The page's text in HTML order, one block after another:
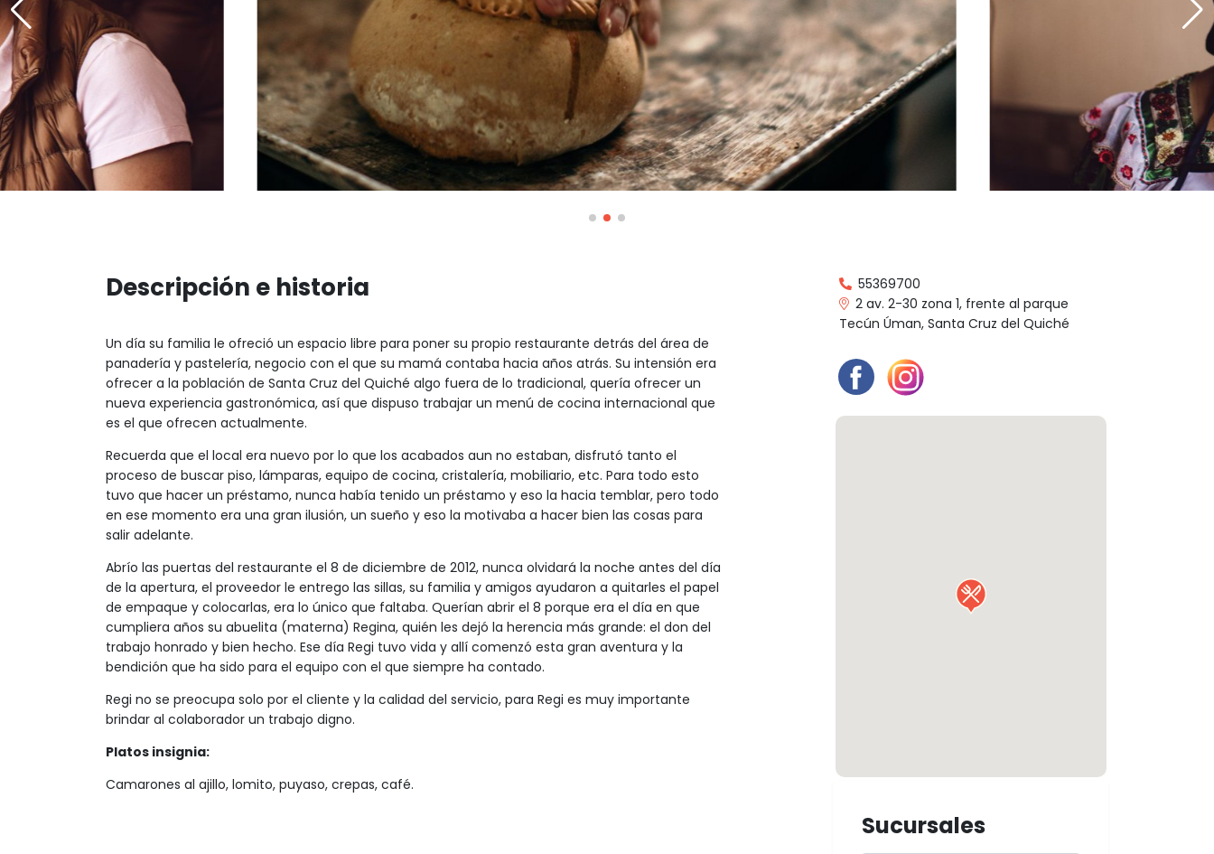
Descripción e historia
Un día su familia le ofreció un espacio libre para poner su propio restaurante detrás del área de
panadería y pastelería, negocio con el que su mamá contaba hacia años atrás. Su intensión era
ofrecer a la población de Santa Cruz del Quiché algo fuera de lo tradicional, quería ofrecer un
nueva experiencia gastronómica, así que dispuso trabajar un menú de cocina internacional que
es el que ofrecen actualmente.
Recuerda que el local era nuevo por lo que los acabados aun no estaban, disfrutó tanto el
proceso de buscar piso, lámparas, equipo de cocina, cristalería, mobiliario, etc. Para todo esto
tuvo que hacer un préstamo, nunca había tenido un préstamo y eso la hacia temblar, pero todo
en ese momento era una gran ilusión, un sueño y eso la motivaba a hacer bien las cosas para
salir adelante.
Abrío las puertas del restaurante el 8 de diciembre de 2012, nunca olvidará la noche antes del día
de la apertura, el proveedor le entrego las sillas, su familia y amigos ayudaron a quitarles el papel
de empaque y colocarlas, era lo único que faltaba. Querían abrir el 8 porque era el día en que
cumpliera años su abuelita (materna) Regina, quién les dejó la herencia más grande: el don del
trabajo honrado y bien hecho. Ese día Regi tuvo vida y allí comenzó esta gran aventura y la
bendición que ha sido para el equipo con el que siempre ha contado.
Regi no se preocupa solo por el cliente y la calidad del servicio, para Regi es muy importante
brindar al colaborador un trabajo digno.
Platos insignia:
Camarones al ajillo, lomito, puyaso, crepas, café.
55369700
2 av. 2-30 zona 1, frente al parque
Tecún Úman, Santa Cruz del Quiché
Sucursales